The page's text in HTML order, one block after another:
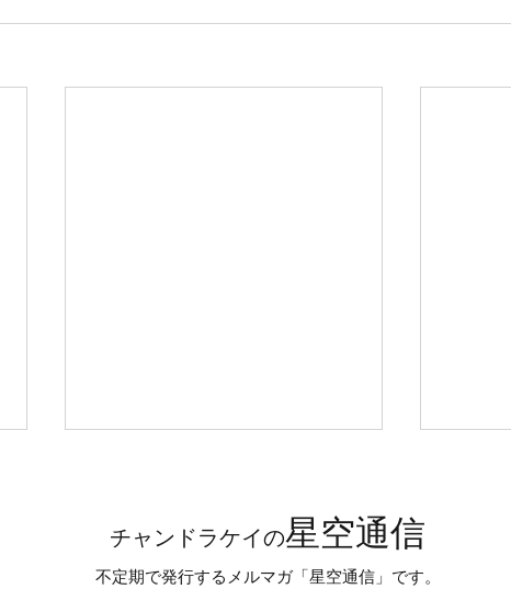
チャンドラケイの星空通信
不定期で発行するメルマガ「星空通信」です。